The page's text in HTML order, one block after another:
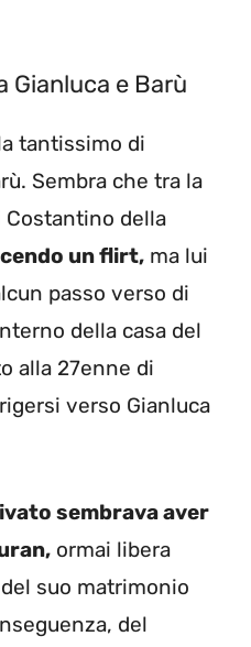
Gianluca e Barù
tantissimo di
Sembra che tra la
della
un flirt, ma lui
passo verso di
della casa del
alla 27enne di
verso Gianluca
sembrava aver
ormai libera
suo matrimonio
del